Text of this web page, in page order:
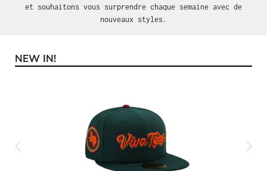
et souhaitons vous surprendre chaque semaine avec de
nouveaux styles.
Ignorer la galerie de produits
NEW IN!